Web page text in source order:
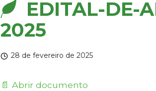
EDITAL-DE-
2025
28 de fevereiro de 2025
📄 Abrir documento